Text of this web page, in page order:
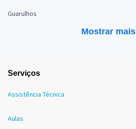
Guarulhos
Mostrar mais
Serviços
Assistência Técnica
Aulas